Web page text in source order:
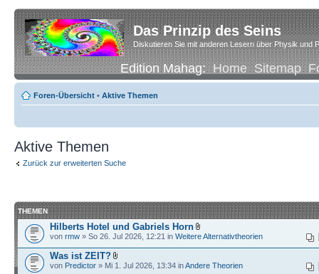
Das Prinzip des Seins
Diskutieren Sie mit anderen Lesern über Physik und
Edition Mahag:Home Sitemap
Foren-Übersicht • Aktive Themen
Aktive Themen
Zurück zur erweiterten Suche
THEMEN
Hilberts Hotel und Gabriels Horn
von rmw » So 26. Jul 2026, 12:21 in Weitere Alternativtheorien
Was ist ZEIT?
von Predictor » Mi 1. Jul 2026, 13:34 inAndere Theorien